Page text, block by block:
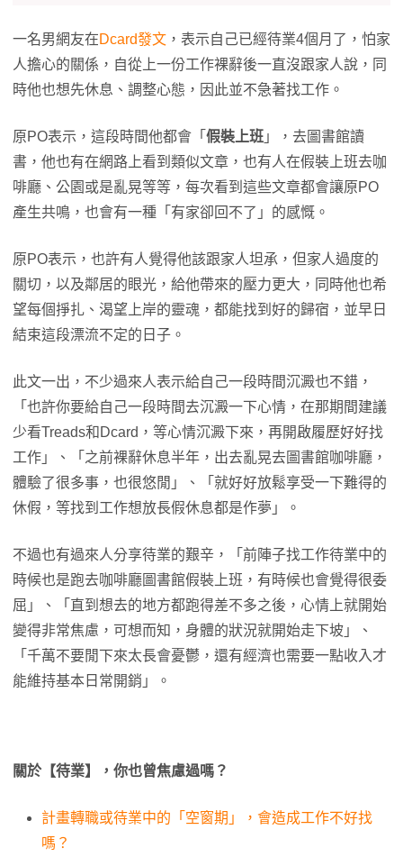
一名男網友在Dcard發文 ，表示自己已經待業4個月了，怕家
人擔心的關係，自從上一份工作裸辭後一直沒跟家人說，同
時他也想先休息、調整心態，因此並不急著找工作。
原PO表示，這段時間他都會「 假裝上班 」，去圖書館讀
書，他也有在網路上看到類似文章，也有人在假裝上班去咖
啡廳、公園或是亂晃等等，每次看到這些文章都會讓原PO
產生共鳴，也會有一種「有家卻回不了」的感慨。
原PO表示，也許有人覺得他該跟家人坦承，但家人過度的
關切，以及鄰居的眼光，給他帶來的壓力更大，同時他也希
望每個掙扎、渴望上岸的靈魂，都能找到好的歸宿，並早日
結束這段漂流不定的日子。
此文一出，不少過來人表示給自己一段時間沉澱也不錯，
「也許你要給自己一段時間去沉澱一下心情，在那期間建議
少看Treads和Dcard，等心情沉澱下來，再開啟履歷好好找
工作」、「之前裸辭休息半年，出去亂晃去圖書館咖啡廳，
體驗了很多事，也很悠閒」、「就好好放鬆享受一下難得的
休假，等找到工作想放長假休息都是作夢」。
不過也有過來人分享待業的艱辛，「前陣子找工作待業中的
時候也是跑去咖啡廳圖書館假裝上班，有時候也會覺得很委
屈」、「直到想去的地方都跑得差不多之後，心情上就開始
變得非常焦慮，可想而知，身體的狀況就開始走下坡」、
「千萬不要閒下來太長會憂鬱，還有經濟也需要一點收入才
能維持基本日常開銷」。
關於【待業】，你也曾焦慮過嗎？
計畫轉職或待業中的「空窗期」，會造成工作不好找
嗎？